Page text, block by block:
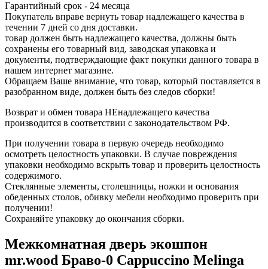
Гарантийный срок - 24 месяца
Покупатель вправе вернуть товар надлежащего качества в
течении 7 дней со дня доставки.
товар должен быть надлежащего качества, должны быть
сохранены его товарный вид, заводская упаковка и
документы, подтверждающие факт покупки данного товара в
нашем интернет магазине.
Обращаем Ваше внимание, что товар, который поставляется в
разобранном виде, должен быть без следов сборки!
Возврат и обмен товара НЕнадлежащего качества
производится в соответствии с законодательством РФ.
При получении товара в первую очередь необходимо
осмотреть целостность упаковки. В случае повреждения
упаковки необходимо вскрыть товар и проверить целостность
содержимого.
Стеклянные элементы, столешницы, ножки и основания
обеденных столов, обивку мебели необходимо проверить при
получении!
Сохраняйте упаковку до окончания сборки.
Межкомнатная дверь экошпон
mr.wood Браво-0 Cappuccino Melinga